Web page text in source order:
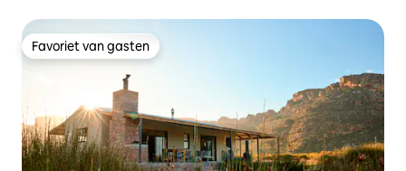
Favoriet van gasten
Favoriet van gasten